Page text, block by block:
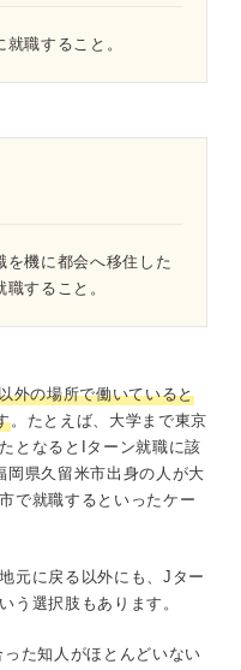
職すること。
を機に都会へ移住した
すること。
外の場所で働いていると
。たとえば、大学まで東京
となるとIターン就職に該
岡県久留米市出身の人が大
で就職するといったケー
元に戻る以外にも、Jター
う選択肢もあります。
た知人がほとんどいない